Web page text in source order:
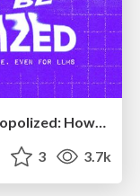
The AI Revolution Will Not Be Monopolized: How open-source beats economies of scale, even for LLMs
3 3.7k